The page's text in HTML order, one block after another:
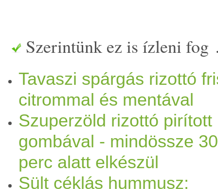
Szerintünk ez is ízleni
Tavaszi spárgás rizottó
citrommal és mentával
Szuperzöld rizottó pirított
gombával - mindössze 30
perc alatt elkészül
Sült céklás hummusz: